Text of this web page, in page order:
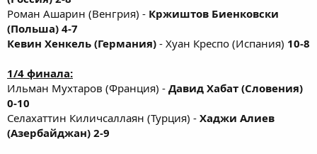
Роман Ашарин (Венгрия) - Кржиштов Биенковски
(Польша) 4-7
Кевин Хенкель (Германия) - Хуан Креспо (Испания) 10-8
1/4 финала:
Ильман Мухтаров (Франция) - Давид Хабат (Словения)
0-10
Селахаттин Киличсаллаян (Турция) - Хаджи Алиев
(Азербайджан) 2-9